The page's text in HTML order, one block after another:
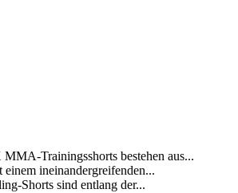
Trainingsshorts bestehen aus...
ineinandergreifenden...
Shorts sind entlang der...